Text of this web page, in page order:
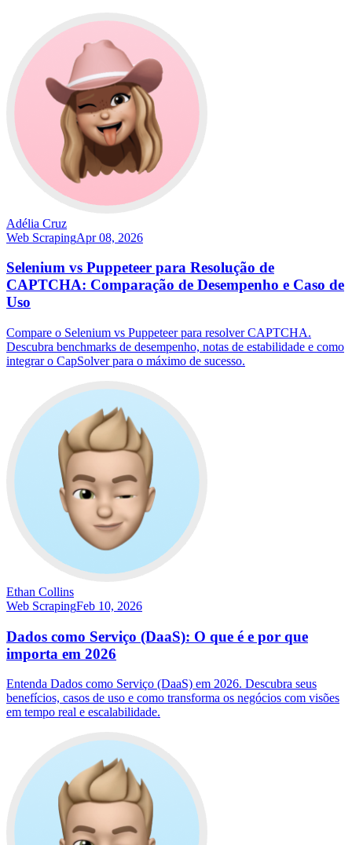
Adélia Cruz
Web ScrapingApr 08, 2026
Selenium vs Puppeteer para Resolução de
CAPTCHA: Comparação de Desempenho e Caso de
Uso
Compare o Selenium vs Puppeteer para resolver CAPTCHA.
Descubra benchmarks de desempenho, notas de estabilidade e como
integrar o CapSolver para o máximo de sucesso.
Ethan Collins
Web ScrapingFeb 10, 2026
Dados como Serviço (DaaS): O que é e por que
importa em 2026
Entenda Dados como Serviço (DaaS) em 2026. Descubra seus
benefícios, casos de uso e como transforma os negócios com visões
em tempo real e escalabilidade.